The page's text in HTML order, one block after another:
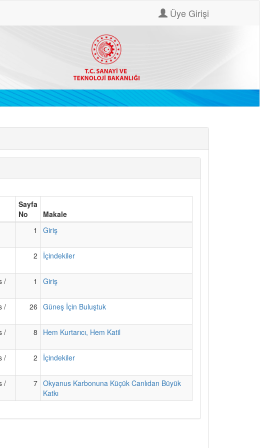
Üye Girişi
Sayfa
No
Makale
1 Giriş
2 İçindekiler
/
1 Giriş
/
26 Güneş İçin Buluştuk
/
8 Hem Kurtarıcı, Hem Katil
/
2 İçindekiler
/
7 Okyanus Karbonuna Küçük Canlıdan Büyük
Katkı